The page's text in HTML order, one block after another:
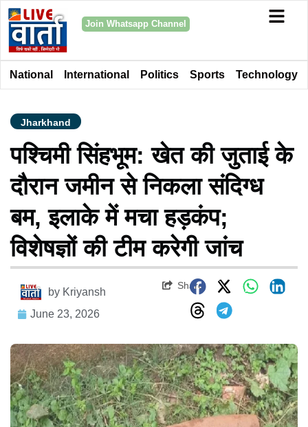
Join Whatsapp Channel
National International Politics Sports Technology
Jharkhand
पश्चिमी सिंहभूम: खेत की जुताई के
दौरान जमीन से निकला संदिग्ध
बम, इलाके में मचा हड़कंप;
विशेषज्ञों की टीम करेगी जांच
by Kriyansh
June 23, 2026
Share